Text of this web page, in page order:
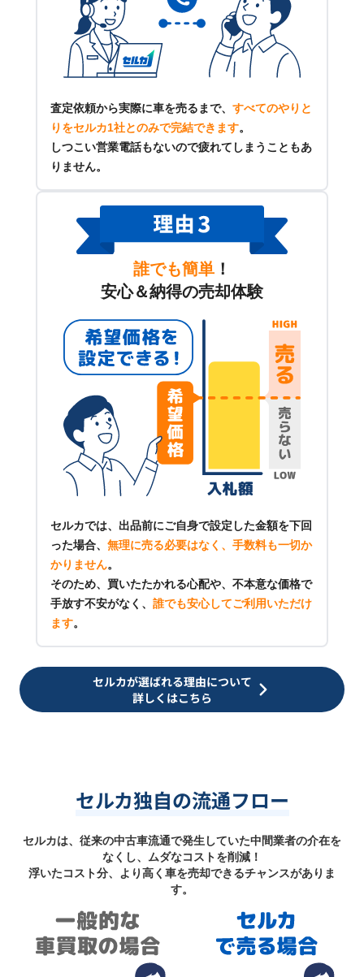
査定依頼から実際に車を売るまで、 すべてのやりと
りをセルカ1社とのみで完結できます。
しつこい営業電話もないので疲れてしまうこともあ
りません。
誰でも簡単 ！
安心＆納得の売却体験
セルカでは、出品前にご自身で設定した金額を下回
った場合、 無理に売る必要はなく、手数料も一切か
かりません。
そのため、買いたたかれる心配や、不本意な価格で
手放す不安がなく、 誰でも安心してご利用いただけ
ます。
セルカが選ばれる理由について
詳しくはこちら
セルカ独自の流通フロー
セルカは、従来の中古車流通で発生していた中間業者の介在を
なくし、ムダなコストを削減！
浮いたコスト分、より高く車を売却できるチャンスがありま
す。